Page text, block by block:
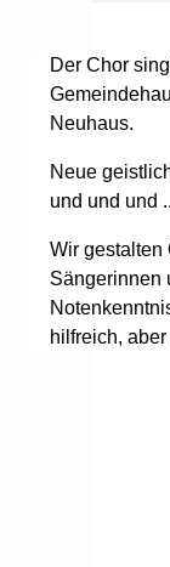
Der Chor
Neuhaus.
Neue
und und und
Wir gestalten
Sängerinnen
hilfreich,